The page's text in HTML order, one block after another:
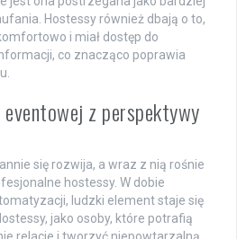
Hostessy również dbają o to,
i miał dostęp do
co znacząco poprawia
eventowej z perspektywy
się rozwija, a wraz z nią rośnie
hostessy. W dobie
ludzki element staje się
jako osoby, które potrafią